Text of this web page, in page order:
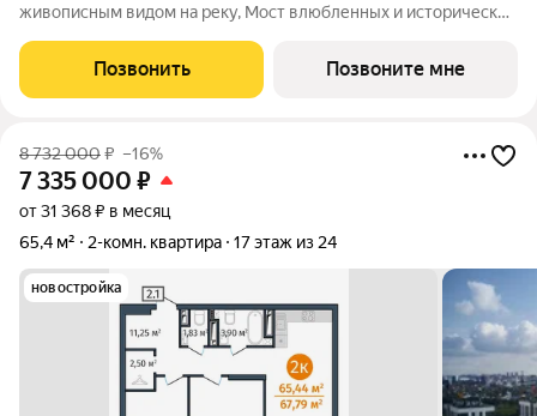
живописным видом на реку, Мост влюбленных и исторический
принципиально новой организацией общественных зон. Три
лепестка здания сходятся в большое
Позвонить Позвоните мне
8 732 000₽ –16%
7 335 000 ₽
от 31 368 ₽ в месяц
65,4 м²
2-комн. квартира 17 этаж из 24
новостройка